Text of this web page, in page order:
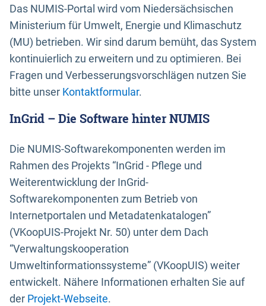
Das NUMIS-Portal wird vom Niedersächsischen
Ministerium für Umwelt, Energie und Klimaschutz
(MU) betrieben. Wir sind darum bemüht, das System
kontinuierlich zu erweitern und zu optimieren. Bei
Fragen und Verbesserungsvorschlägen nutzen Sie
bitte unser Kontaktformular.
InGrid – Die Software hinter NUMIS
Die NUMIS-Softwarekomponenten werden im
Rahmen des Projekts “InGrid - Pflege und
Weiterentwicklung der InGrid-
Softwarekomponenten zum Betrieb von
Internetportalen und Metadatenkatalogen”
(VKoopUIS-Projekt Nr. 50) unter dem Dach
“Verwaltungskooperation
Umweltinformationssysteme” (VKoopUIS) weiter
entwickelt. Nähere Informationen erhalten Sie auf
der Projekt-Webseite.